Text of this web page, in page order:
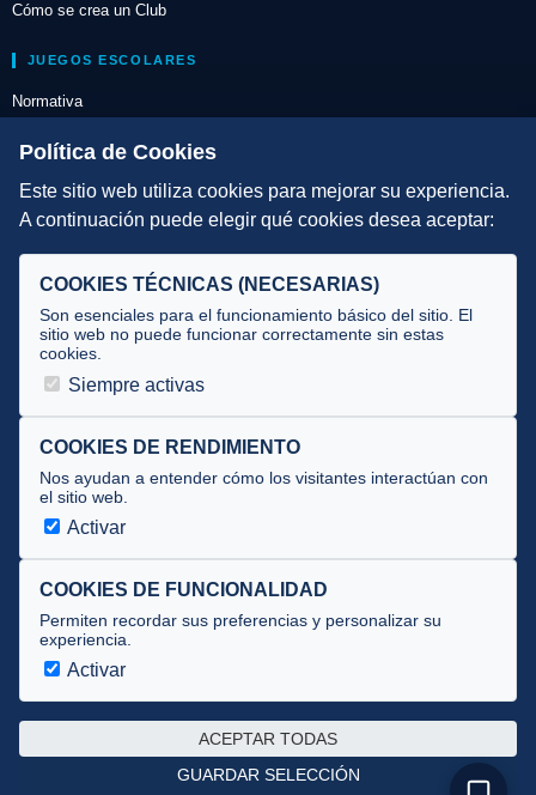
Cómo se crea un Club
JUEGOS ESCOLARES
Normativa
Escuelas de Triatlón
DIRECCIÓN TÉCNICA
Selecciones
Tecnificación
JUECES Y OFICIALES
Documentos
Cursos
Circulares oficiales
Convocatorias y Equipaciones
Av. José Atarés 101, semisótano. 50018 Zaragoza
Privacidad · Cookies
Política de Cookies
Este sitio web utiliza cookies para mejorar su experiencia.
A continuación puede elegir qué cookies desea aceptar:
COOKIES TÉCNICAS (NECESARIAS)
Son esenciales para el funcionamiento básico del sitio. El
sitio web no puede funcionar correctamente sin estas
cookies.
Siempre activas
COOKIES DE RENDIMIENTO
Nos ayudan a entender cómo los visitantes interactúan con
el sitio web.
Activar
COOKIES DE FUNCIONALIDAD
Permiten recordar sus preferencias y personalizar su
experiencia.
Activar
ACEPTAR TODAS
GUARDAR SELECCIÓN